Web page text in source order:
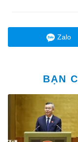
Zalo
BẠN